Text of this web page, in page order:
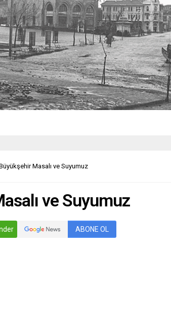
Masalı ve Suyumuz
ve Suyumuz
ABONE OL